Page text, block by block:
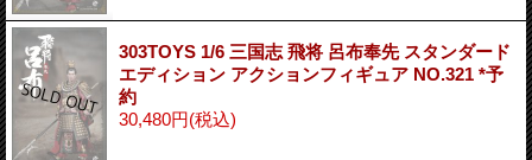
303TOYS 1/6 三国志 飛将 呂布奉先 スタンダード
エディション アクションフィギュア NO.321 *予
約
30,480円(税込)